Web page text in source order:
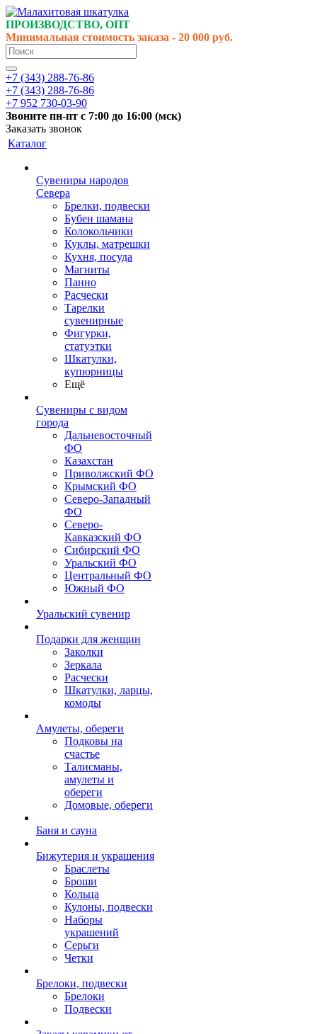
ПРОИЗВОДСТВО, ОПТ
Минимальная стоимость заказа - 20 000 руб.
+7 (343) 288-76-86
+7 (343) 288-76-86
+7 952 730-03-90
Звоните пн-пт с 7:00 до 16:00 (мск)
Заказать звонок
Каталог
Сувениры народов
Севера
Брелки, подвески
Бубен шамана
Колокольчики
Куклы, матрешки
Кухня, посуда
Магниты
Панно
Расчески
Тарелки
сувенирные
Фигурки,
статуэтки
Шкатулки,
купюрницы
Ещё
Сувениры с видом
города
Дальневосточный
ФО
Казахстан
Приволжский ФО
Крымский ФО
Северо-Западный
ФО
Северо-
Кавказский ФО
Сибирский ФО
Уральский ФО
Центральный ФО
Южный ФО
Уральский сувенир
Подарки для женщин
Заколки
Зеркала
Расчески
Шкатулки, ларцы,
комоды
Амулеты, обереги
Подковы на
счастье
Талисманы,
амулеты и
обереги
Домовые, обереги
Баня и сауна
Бижутерия и украшения
Браслеты
Броши
Кольца
Кулоны, подвески
Наборы
украшений
Серьги
Четки
Брелоки, подвески
Брелоки
Подвески